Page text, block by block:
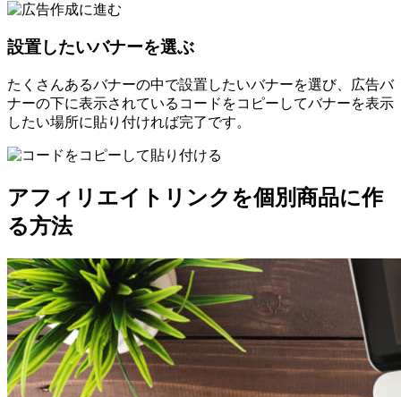
設置したいバナーを選ぶ
たくさんあるバナーの中で設置したいバナーを選び、広告バ
ナーの下に表示されているコードをコピーしてバナーを表示
したい場所に貼り付ければ完了です。
アフィリエイトリンクを個別商品に作
る方法